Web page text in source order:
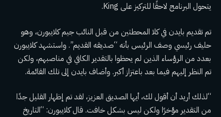
يتحول البرنامج لاحقًا للتركيز على King.
تم تقديم بايدن في كلا المحطتين من قبل النائب جيم كلايبورن، وهو
حليف رئيسي وصف الرئيس بأنه “صديقه القديم”. واستشهد كلايبورن
بعدد من الرؤساء الذين لم يحظوا بالتقدير الكافي في مناصبهم، ولكن
تم النظر إليهم فيما بعد باعتزاز أكبر. وأضاف بايدن إلى تلك القائمة.
“لذلك أريد أن أقول لك، أيها الصديق العزيز، لقد تم إظهار القليل جدًا
من التقدير مؤخرًا ولكن ليس بشكل خافت. قال كلايبورن: “التاريخ